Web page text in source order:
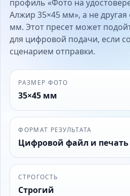
профиль «Фото на
Алжир 35×45 мм», а не другая
мм. Этот пресет может
для цифровой подачи, если
сценарием отправки.
РАЗМЕР ФОТО
35×45 мм
ФОРМАТ РЕЗУЛЬТАТА
Цифровой файл и печать
СТРОГОСТЬ
Строгий